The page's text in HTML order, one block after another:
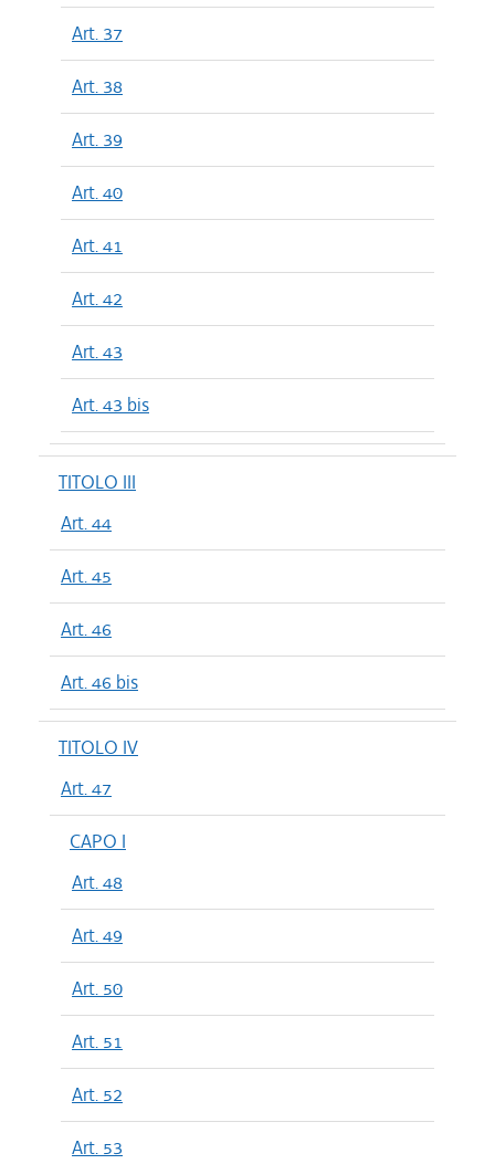
Art. 37
Art. 38
Art. 39
Art. 40
Art. 41
Art. 42
Art. 43
Art. 43 bis
TITOLO III
Art. 44
Art. 45
Art. 46
Art. 46 bis
TITOLO IV
Art. 47
CAPO I
Art. 48
Art. 49
Art. 50
Art. 51
Art. 52
Art. 53